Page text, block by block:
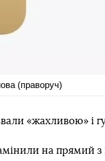
(праворуч)
«жахливою» і
на прямий